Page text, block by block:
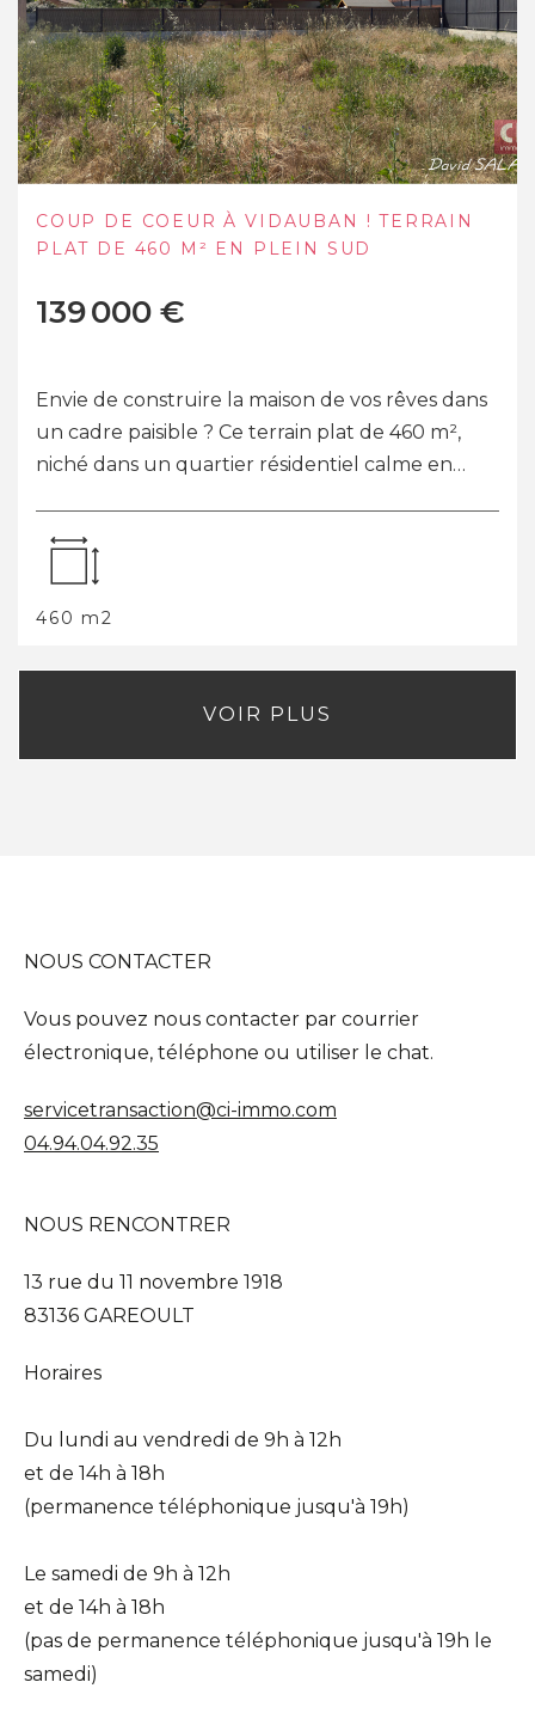
COUP DE COEUR À VIDAUBAN ! TERRAIN
PLAT DE 460 M² EN PLEIN SUD
139 000 €
Envie de construire la maison de vos rêves dans
un cadre paisible ? Ce terrain plat de 460 m²,
niché dans un quartier résidentiel calme en
460 m2
VOIR PLUS
NOUS CONTACTER
Vous pouvez nous contacter par courrier
électronique, téléphone ou utiliser le chat.
servicetransaction@ci-immo.com
04.94.04.92.35
NOUS RENCONTRER
13 rue du 11 novembre 1918
83136 GAREOULT
Horaires
Du lundi au vendredi de 9h à 12h
et de 14h à 18h
(permanence téléphonique jusqu'à 19h)
Le samedi de 9h à 12h
et de 14h à 18h
(pas de permanence téléphonique jusqu'à 19h le
samedi)